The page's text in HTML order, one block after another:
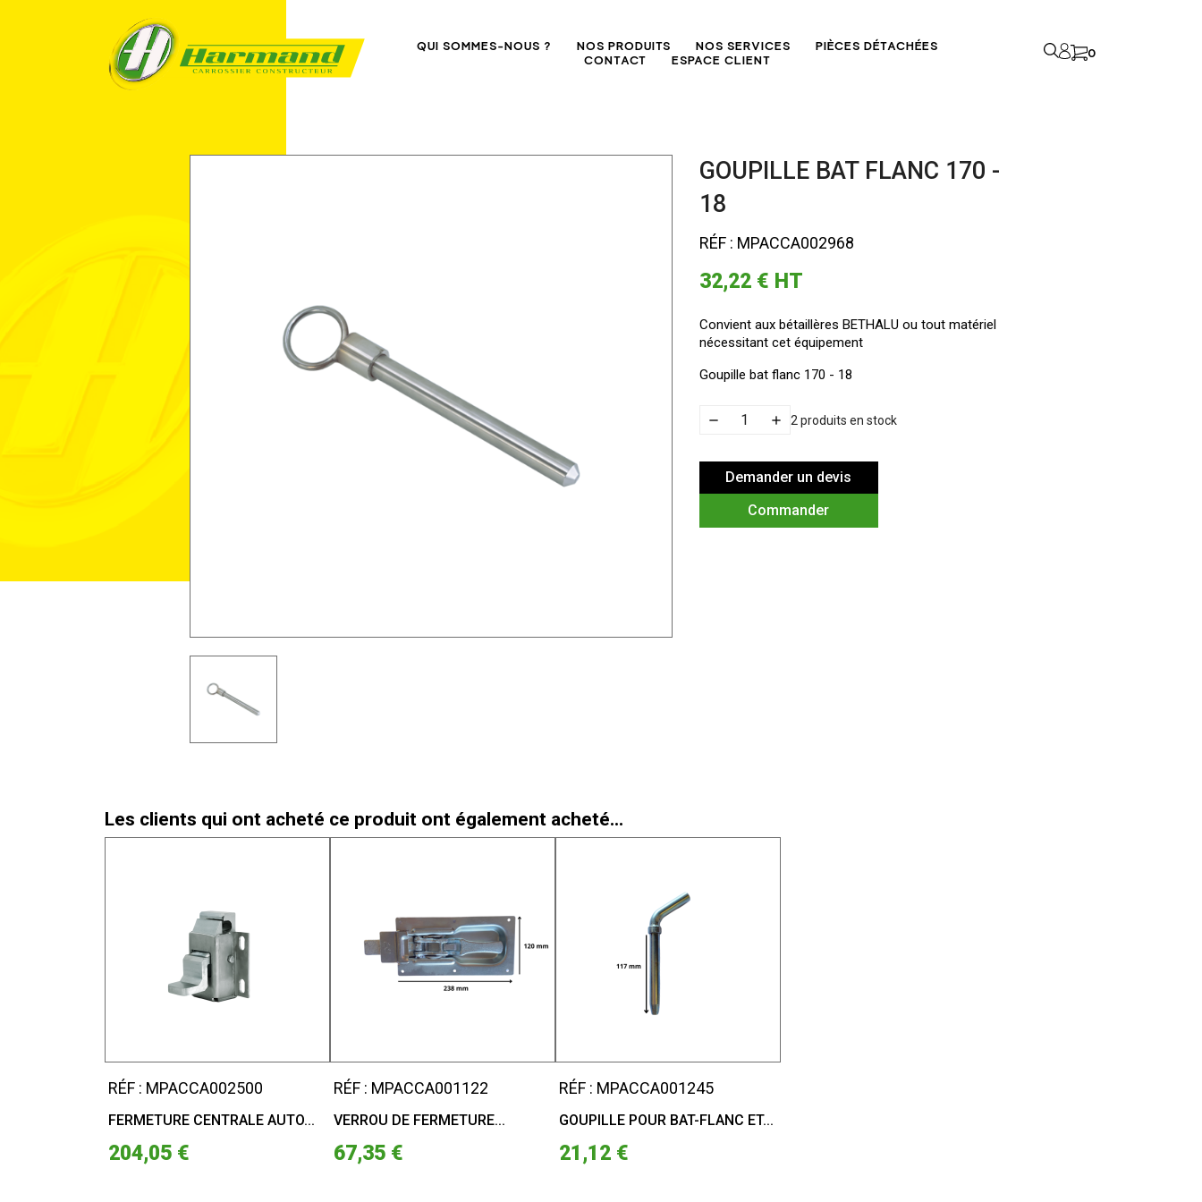
QUI SOMMES-NOUS ? NOS PRODUITS NOS SERVICES
PIÈCES DÉTACHÉES
CONTACT
ESPACE CLIENT 0
GOUPILLE BAT FLANC 170 -
18
RÉF : MPACCA002968
32,22 € HT
Convient aux bétaillères BETHALU ou tout matériel
nécessitant cet équipement
Goupille bat flanc 170 - 18
2 produits en stock
Demander un devis
Commander
Les clients qui ont acheté ce produit ont également acheté...
RÉF : MPACCA002500
FERMETURE CENTRALE AUTO...
204,05 €
RÉF : MPACCA001122
VERROU DE FERMETURE...
67,35 €
RÉF : MPACCA001245
GOUPILLE POUR BAT-FLANC ET...
21,12 €